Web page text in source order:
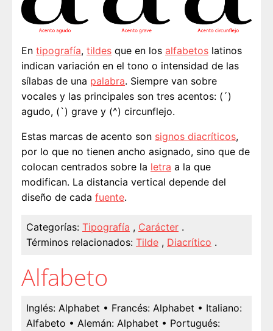
En tipografía, tildes que en los alfabetos latinos
indican variación en el tono o intensidad de las
sílabas de una palabra. Siempre van sobre
vocales y las principales son tres acentos: (´)
agudo, (`) grave y (^) circunflejo.
Estas marcas de acento son signos diacríticos,
por lo que no tienen ancho asignado, sino que de
colocan centrados sobre la letra a la que
modifican. La distancia vertical depende del
diseño de cada fuente.
Categorías: Tipografía , Carácter .
Términos relacionados: Tilde , Diacrítico .
Alfabeto
Inglés: Alphabet • Francés: Alphabet • Italiano:
Alfabeto • Alemán: Alphabet • Portugués: